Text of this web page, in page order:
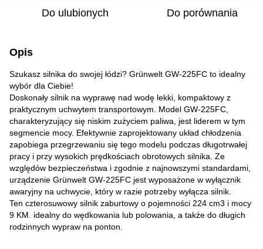
Do ulubionych Do porównania
Opis
Szukasz silnika do swojej łódzi? Grünwelt GW-225FC to idealny
wybór dla Ciebie!
Doskonały silnik na wyprawę nad wodę lekki, kompaktowy z
praktycznym uchwytem transportowym. Model GW-225FC,
charakteryzujący się niskim zużyciem paliwa, jest liderem w tym
segmencie mocy. Efektywnie zaprojektowany układ chłodzenia
zapobiega przegrzewaniu się tego modelu podczas długotrwałej
pracy i przy wysokich prędkościach obrotowych silnika. Ze
względów bezpieczeństwa i zgodnie z najnowszymi standardami,
urządzenie Grünwelt GW-225FC jest wyposażone w wyłącznik
awaryjny na uchwycie, który w razie potrzeby wyłącza silnik.
Ten czterosuwowy silnik zaburtowy o pojemności 224 cm3 i mocy
9 KM. idealny do wędkowania lub polowania, a także do długich
rodzinnych wypraw na ponton.